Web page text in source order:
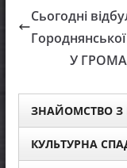
Сьогодні
У
ЗНАЙОМСТВО
КУЛЬТУРНА